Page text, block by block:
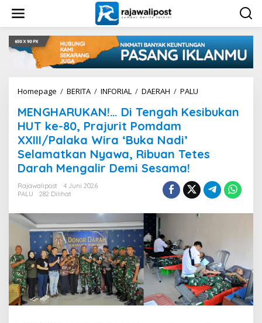
w
Homepage / BERITA / INFORIAL / DAERAH / PALU
N
R
A
N
.
D
i
T
e
n
g
MENGHARUKAN!… Di Tengah Kesibukan
HUT ke-80, Prajurit Pomdam
XXIII/Palaka Wira ‘Buka Nadi’
Selamatkan Nyawa, Ribuan Tetes
Darah Mengalir Demi Sesama!
Rajawalipost
4 Juni 2026
PALU
282 Dilihat